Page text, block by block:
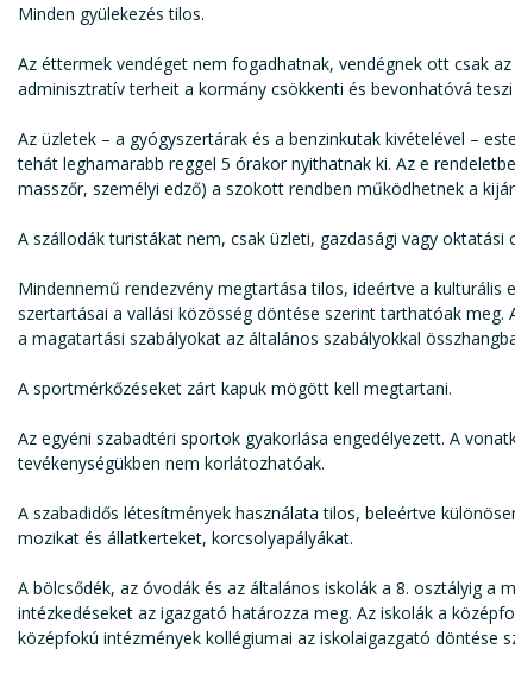
Minden gyülekezés tilos.
Az éttermek vendéget nem fogadhatnak, vendégnek ott csak
adminisztratív terheit a kormány csökkenti és bevonhatóvá
Az üzletek – a gyógyszertárak és a benzinkutak kivételével –
tehát leghamarabb reggel 5 órakor nyithatnak ki. Az e
masszőr, személyi edző) a szokott rendben működhetnek a
A szállodák turistákat nem, csak üzleti, gazdasági vagy
Mindennemű rendezvény megtartása tilos, ideértve a kulturális
szertartásai a vallási közösség döntése szerint tarthatóak
a magatartási szabályokat az általános szabályokkal
A sportmérkőzéseket zárt kapuk mögött kell megtartani.
Az egyéni szabadtéri sportok gyakorlása engedélyezett. A
tevékenységükben nem korlátozhatóak.
A szabadidős létesítmények használata tilos, beleértve
mozikat és állatkerteket, korcsolyapályákat.
A bölcsődék, az óvodák és az általános iskolák a 8. osztályig a
intézkedéseket az igazgató határozza meg. Az iskolák a
középfokú intézmények kollégiumai az iskolaigazgató döntése